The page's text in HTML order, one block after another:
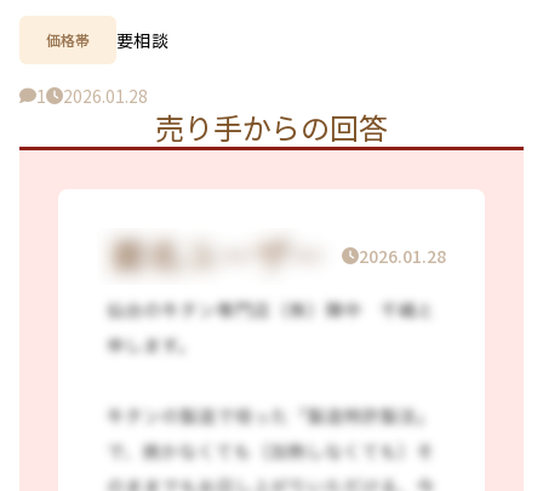
価格帯 要相談
1 2026.01.28
売り手からの回答
2026.01.28